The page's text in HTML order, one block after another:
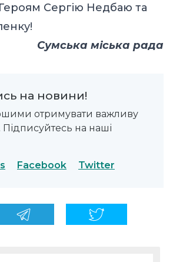
Героям Сергію Недбаю та
!
Сумська міська рада
на новини!
отримувати важливу
на наші
Facebook Twitter